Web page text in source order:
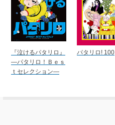
『泣けるパタリロ』
―パタリロ！Ｂｅｓ
ｔセレクション―
パタリロ! 100